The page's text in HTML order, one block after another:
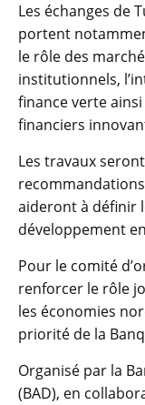
Les échanges de
portent
le rôle des
institutionnels,
finance verte
financiers
Les travaux
aideront à définir
développement
Pour le comité
renforcer le rôle
les économies
priorité de la
Organisé par la
(BAD), en